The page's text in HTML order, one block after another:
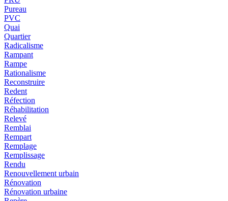
Pureau
PVC
Quai
Quartier
Radicalisme
Rampant
Rampe
Rationalisme
Reconstruire
Redent
Réfection
Réhabilitation
Relevé
Remblai
Rempart
Remplage
Remplissage
Rendu
Renouvellement urbain
Rénovation
Rénovation urbaine